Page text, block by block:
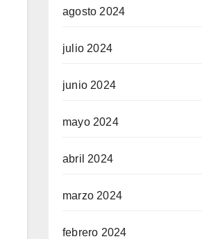
agosto 2024
julio 2024
junio 2024
mayo 2024
abril 2024
marzo 2024
febrero 2024